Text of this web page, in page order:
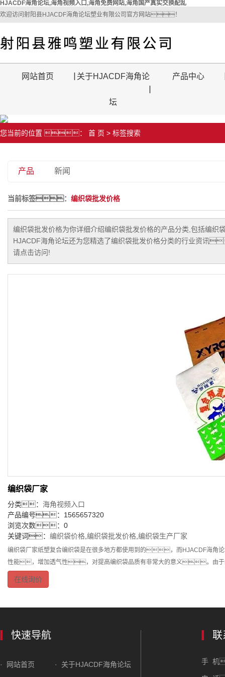
HJACDF海角论坛,海角视频入口,海角免费网站,海角国产真实交换配乱
欢迎访问射阳县HJACDF海角论坛塑业有限公司官方网站！
网站首页 关于HJACDF海角论
坛
产品中心
您当前的位置 ： 首 页 > 标签搜索
产品 新闻
当前标签： 编织袋批发价格
编织袋批发价格为你详细介绍编织袋批发价格的产品分类,包括编织
HJACDF海角论坛还为您精选了编织袋批发价格分类的行业资讯
请点击访问!
编织袋厂家
分类： 海角视频入口
产品编号：1565657320
浏览次数：0
关键词： 编织袋价格 编织袋批发价格 编织袋生产厂家
编织袋厂家纸塑复合编织袋是在很多地方都使用到的，而HJACDF海
性能，增加透气性，对提高编织袋品质有非常大的意义。由于
在线询价
快速导航
· 网站首页 · 关于HJACDF海角论坛
联
手 机